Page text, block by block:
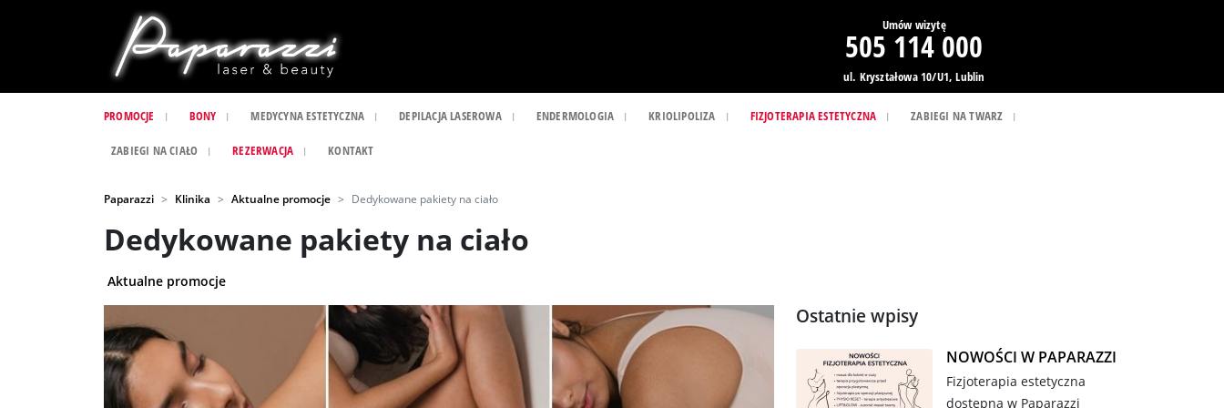
Umów wizytę
505 114 000
ul. Kryształowa 10/U1, Lublin
PROMOCJE BONY MEDYCYNA ESTETYCZNA DEPILACJA LASEROWA ENDERMOLOGIA KRIOLIPOLIZA FIZJOTERAPIA ESTETYCZNA ZABIEGI NA TWARZ
ZABIEGI NA CIAŁO REZERWACJA KONTAKT
Paparazzi Klinika Aktualne promocje Dedykowane pakiety na ciało
Dedykowane pakiety na ciało
Aktualne promocje
Ostatnie wpisy
NOWOŚCI W PAPARAZZI
Fizjoterapia estetyczna
dostępna w Paparazzi